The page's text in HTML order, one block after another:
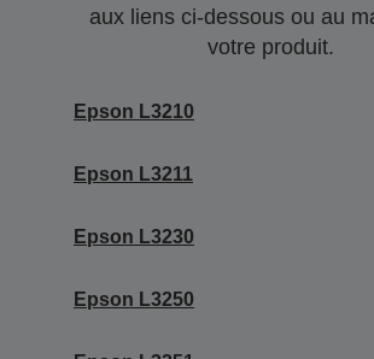
aux liens ci-dessous ou au
votre produit.
Epson L3210
Epson L3211
Epson L3230
Epson L3250